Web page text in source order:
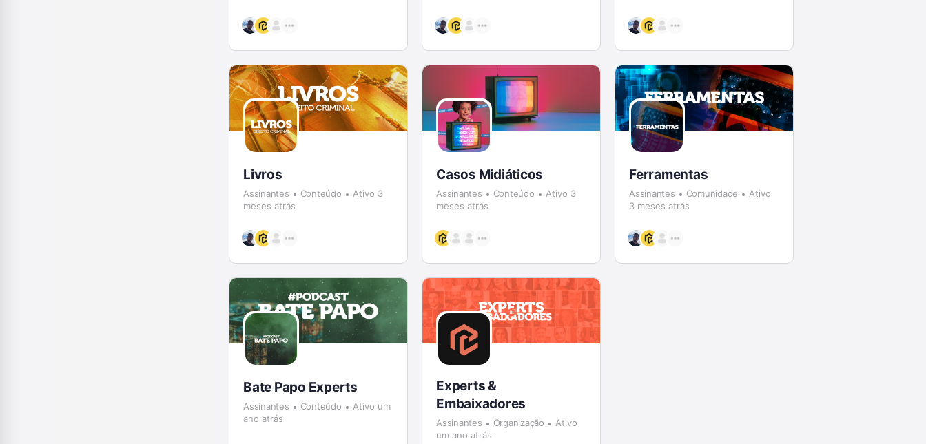
Livros
Assinantes Conteúdo
Ativo 3
meses atrás
Casos Midiáticos
Assinantes Conteúdo
Ativo 3
meses atrás
Ferramentas
Assinantes Comunidade
Ativo
3 meses atrás
Bate Papo Experts
Assinantes Conteúdo
Ativo um
ano atrás
Experts &
Embaixadores
Assinantes Organização
Ativo
um ano atrás